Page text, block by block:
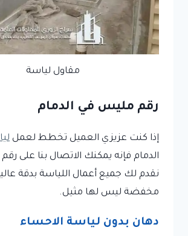
مقاول لياسة
رقم مليس في الدمام
إذا كنت عزيزي العميل تخطط لعمل
الدمام فإنه يمكنك الاتصال بنا على
نقدم لك جميع أعمال اللياسة بدقة
مخفضة ليس لها مثيل.
دهان بدون لياسة الاحساء